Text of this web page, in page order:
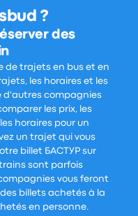
?
des
de trajets en bus et en
les horaires et les
d'autres compagnies
les prix, les
horaires pour un
un trajet qui vous
billet БАСТУР sur
sont parfois
vous feront
billets achetés à la
en personne.